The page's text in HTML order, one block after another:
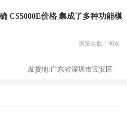
CS5080E价格 集成了多种功能模
浏览次数： 40次
发货地:广东省深圳市宝安区